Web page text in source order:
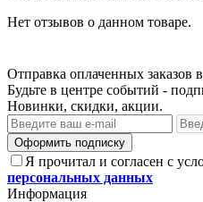
Нет отзывов о данном товаре.
Отправка оплаченных заказов
Будьте в центре событий -
Новинки, скидки, акции.
Оформить подписку
Я прочитал и согласен с
персональных данных
Информация